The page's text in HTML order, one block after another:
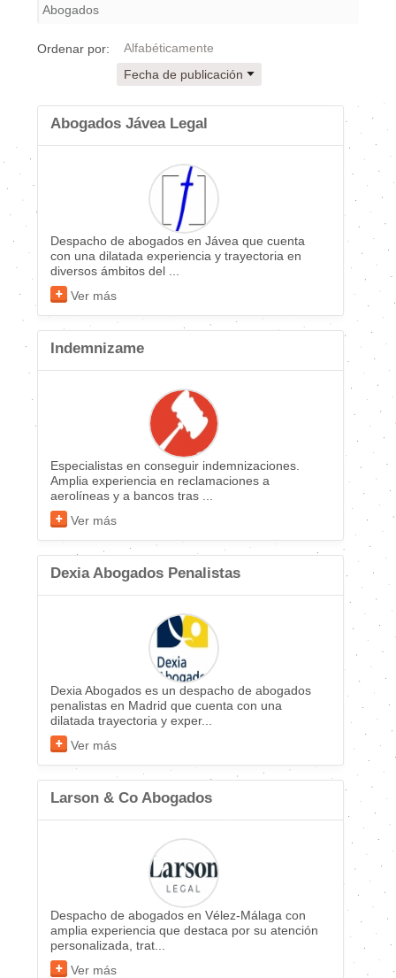
Ordenar por:
Alfabéticamente
Fecha de publicación
Abogados Jávea Legal
Despacho de abogados en Jávea que cuenta
con una dilatada experiencia y trayectoria en
diversos ámbitos del ...
Ver más
Indemnizame
Especialistas en conseguir indemnizaciones.
Amplia experiencia en reclamaciones a
aerolíneas y a bancos tras ...
Ver más
Dexia Abogados Penalistas
Dexia Abogados es un despacho de abogados
penalistas en Madrid que cuenta con una
dilatada trayectoria y exper...
Ver más
Larson & Co Abogados
Despacho de abogados en Vélez-Málaga con
amplia experiencia que destaca por su atención
personalizada, trat...
Ver más